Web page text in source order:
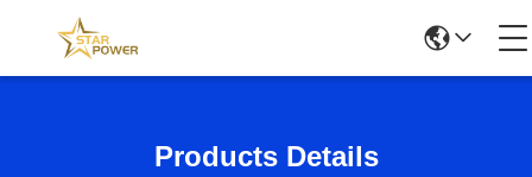
Products Details